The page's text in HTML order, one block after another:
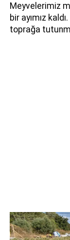
Meyvelerimiz
bir ayımız
toprağa